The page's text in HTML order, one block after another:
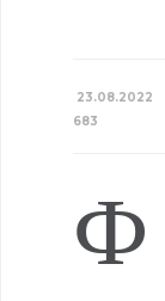
23.08.2022
683
Ф